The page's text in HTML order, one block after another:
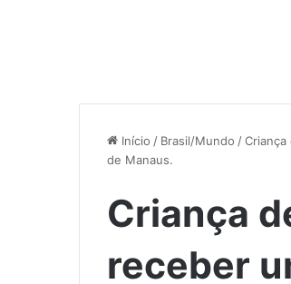
Início / Brasil/Mundo /
de Manaus.
Criança
receber